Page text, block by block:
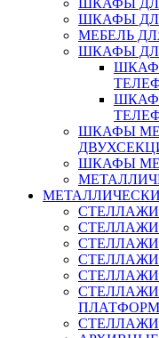
ШКАФЫ
МЕБЕЛЬ
ШКАФЫ
ШКАФЫ
ШКАФЫ
СТЕЛЛАЖИ